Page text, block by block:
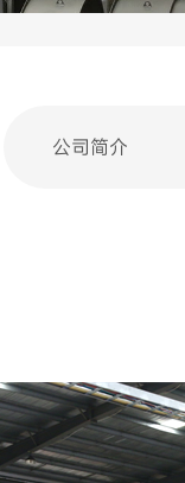
公司简介